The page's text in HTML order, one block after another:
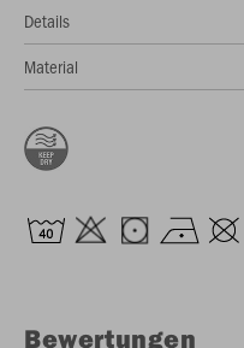
Details
Material
Bewertungen